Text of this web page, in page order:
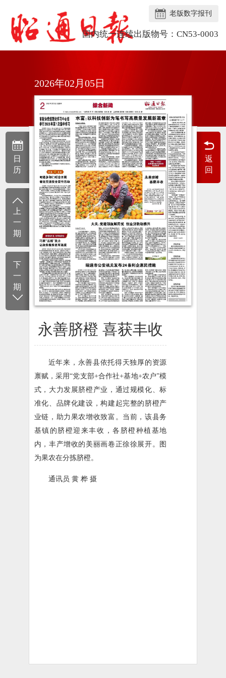
老版数字报刊
国内统一连续出版物号：CN53-0003
日
历
上
一
期
下
一
期
返
回
2026年02月05日
永善脐橙 喜获丰收
近年来，永善县依托得天独厚的资源
禀赋，采用“党支部+合作社+基地+农户”模
式，大力发展脐橙产业，通过规模化、标
准化、品牌化建设，构建起完整的脐橙产
业链，助力果农增收致富。当前，该县务
基镇的脐橙迎来丰收，各脐橙种植基地
内，丰产增收的美丽画卷正徐徐展开。图
为果农在分拣脐橙。
通讯员 黄 桦 摄